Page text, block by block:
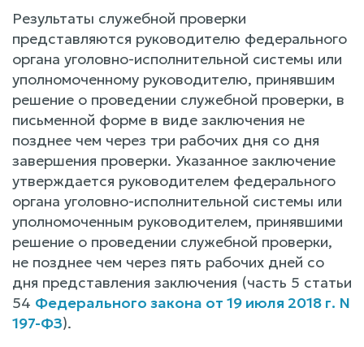
Результаты служебной проверки
представляются руководителю федерального
органа уголовно-исполнительной системы или
уполномоченному руководителю, принявшим
решение о проведении служебной проверки, в
письменной форме в виде заключения не
позднее чем через три рабочих дня со дня
завершения проверки. Указанное заключение
утверждается руководителем федерального
органа уголовно-исполнительной системы или
уполномоченным руководителем, принявшими
решение о проведении служебной проверки,
не позднее чем через пять рабочих дней со
дня представления заключения (часть 5 статьи
54 Федерального закона от 19 июля 2018 г. N
197-ФЗ).